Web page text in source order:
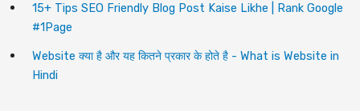
15+ Tips SEO Friendly Blog Post Kaise Likhe | Rank Google
#1Page
Website क्या है और यह कितने प्रकार के होते है - What is Website in
Hindi